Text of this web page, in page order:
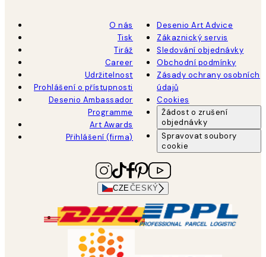
O nás
Tisk
Tiráž
Career
Udržitelnost
Prohlášení o přístupnosti
Desenio Ambassador
Programme
Art Awards
Přihlášení (firma)
Desenio Art Advice
Zákaznický servis
Sledování objednávky
Obchodní podmínky
Zásady ochrany osobních
údajů
Cookies
Žádost o zrušení
objednávky
Spravovat soubory
cookie
CZEČESKÝ